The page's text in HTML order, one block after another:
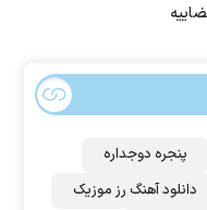
پنجره دوجداره
دانلود آهنگ رز‌ موزیک